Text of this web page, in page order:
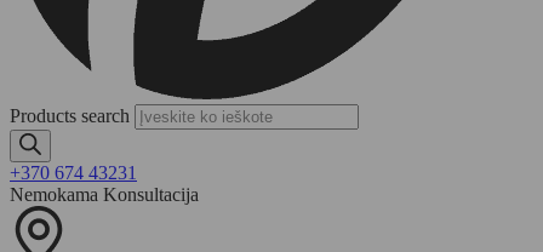
Products search
+370 674 43231
Nemokama Konsultacija